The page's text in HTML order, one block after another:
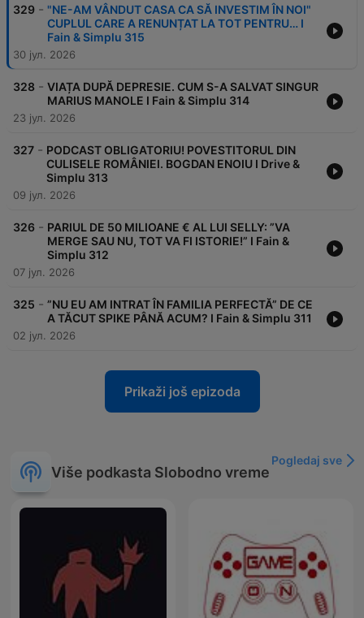
329 - "NE-AM VÂNDUT CASA CA SĂ INVESTIM ÎN NOI"
CUPLUL CARE A RENUNȚAT LA TOT PENTRU… I
Fain & Simplu 315
30 јул. 2026
328 - VIAȚA DUPĂ DEPRESIE. CUM S-A SALVAT SINGUR
MARIUS MANOLE I Fain & Simplu 314
23 јул. 2026
327 - PODCAST OBLIGATORIU! POVESTITORUL DIN
CULISELE ROMÂNIEI. BOGDAN ENOIU I Drive &
Simplu 313
09 јул. 2026
326 - PARIUL DE 50 MILIOANE € AL LUI SELLY: ”VA
MERGE SAU NU, TOT VA FI ISTORIE!” I Fain &
Simplu 312
07 јул. 2026
325 - ”NU EU AM INTRAT ÎN FAMILIA PERFECTĂ” DE CE
A TĂCUT SPIKE PÂNĂ ACUM? I Fain & Simplu 311
02 јул. 2026
Prikaži još epizoda
Više podkasta Slobodno vreme
Pogledaj sve